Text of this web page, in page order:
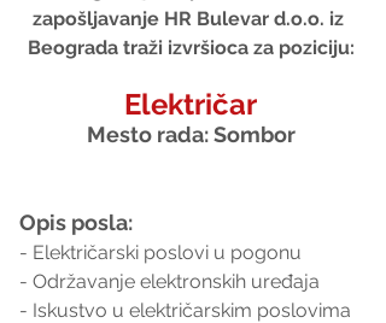
zapošljavanje HR Bulevar d.o.o. iz
Beograda traži izvršioca za poziciju:
Električar
Mesto rada: Sombor
Opis posla:
- Električarski poslovi u pogonu
- Održavanje elektronskih uređaja
- Iskustvo u električarskim poslovima